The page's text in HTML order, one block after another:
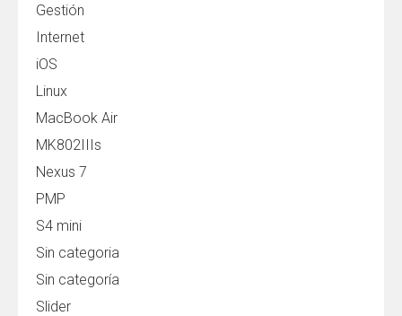
Gestión
Internet
iOS
Linux
MacBook Air
MK802IIIs
Nexus 7
PMP
S4 mini
Sin categoria
Sin categoría
Slider